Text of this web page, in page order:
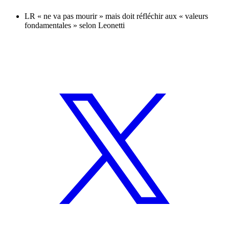
LR « ne va pas mourir » mais doit réfléchir aux « valeurs
fondamentales » selon Leonetti